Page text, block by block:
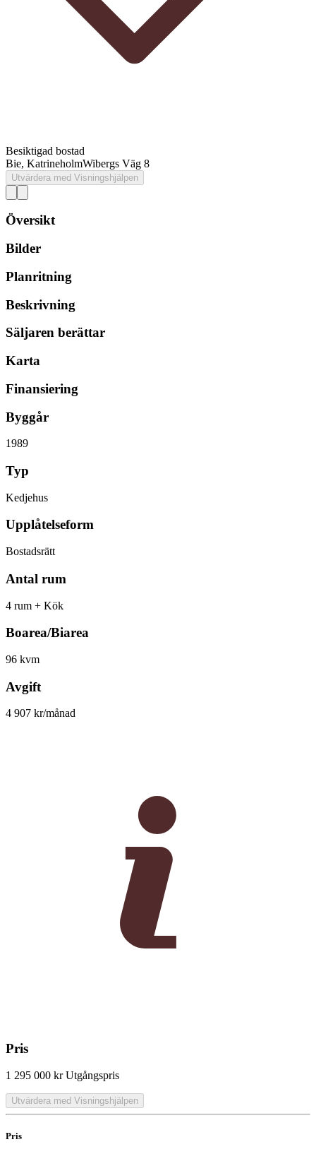
Besiktigad bostad
Bie, KatrineholmWibergs Väg 8
Utvärdera med Visningshjälpen
Översikt
Bilder
Planritning
Beskrivning
Säljaren berättar
Karta
Finansiering
Byggår
1989
Typ
Kedjehus
Upplåtelseform
Bostadsrätt
Antal rum
4 rum + Kök
Boarea/Biarea
96 kvm
Avgift
4 907 kr/månad
Pris
1 295 000 kr Utgångspris
Utvärdera med Visningshjälpen
Pris